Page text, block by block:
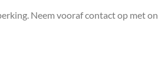
Neem vooraf contact op met